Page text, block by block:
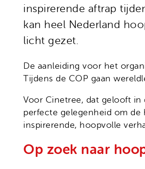
inspirerende aftrap
kan heel Nederland
licht gezet.
De aanleiding voor het
Tijdens de COP gaan
Voor Cinetree, dat gelooft in
perfecte gelegenheid om de
inspirerende, hoopvolle
Op zoek naar